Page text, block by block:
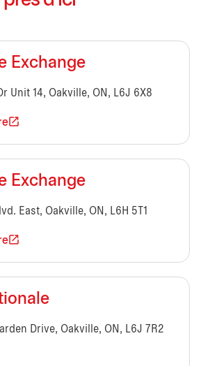
Exchange
Unit 14, Oakville, ON, L6J 6X8
Exchange
East, Oakville, ON, L6H 5T1
Drive, Oakville, ON, L6J 7R2